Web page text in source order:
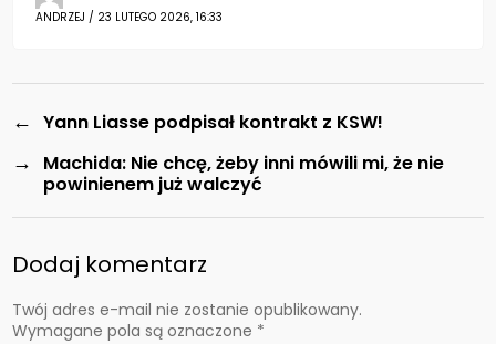
ANDRZEJ / 23 LUTEGO 2026, 16:33
← Yann Liasse podpisał kontrakt z KSW!
→
Machida: Nie chcę, żeby inni mówili mi, że nie
powinienem już walczyć
Dodaj komentarz
Twój adres e-mail nie zostanie opublikowany.
Wymagane pola są oznaczone *